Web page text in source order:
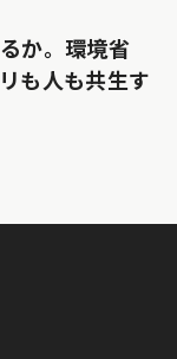
か。環境省
も人も共生す